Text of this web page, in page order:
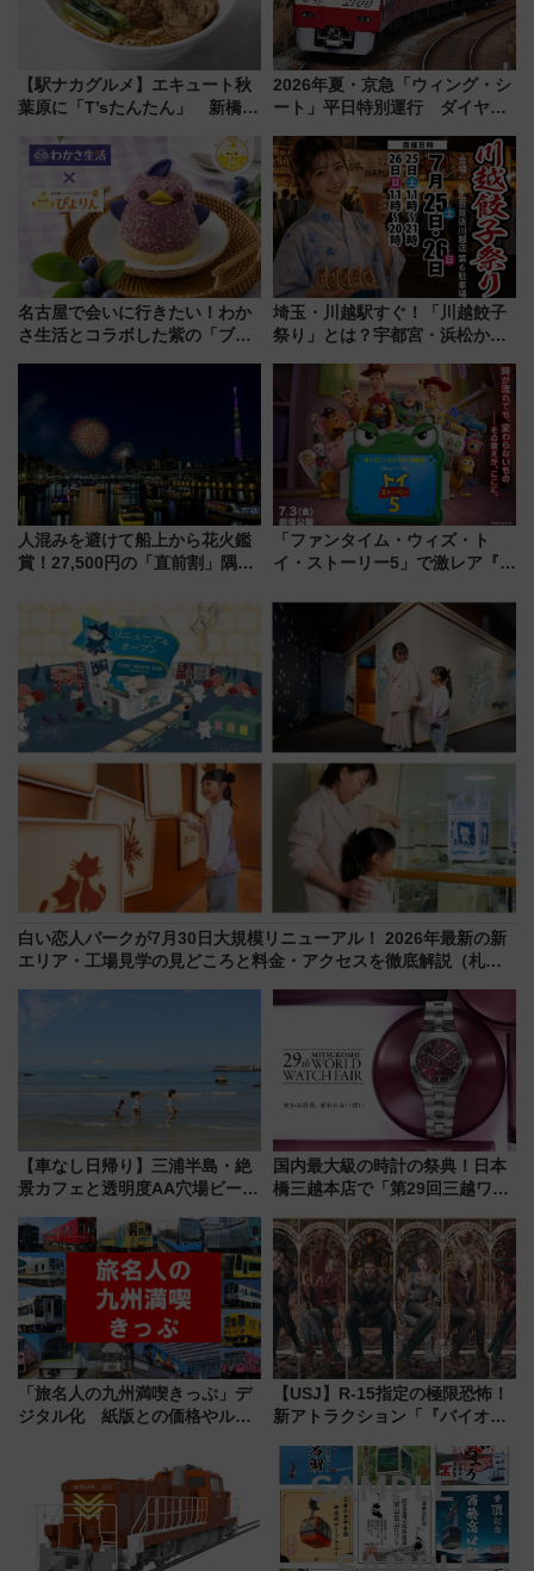
【駅ナカグルメ】エキュート秋
葉原に「T’sたんたん」 新橋に
饅」、オムライス専門店「肉と
たまご」新グルメ続々登場！
【2026年8月】
2026年夏・京急「ウィング・シ
ート」平日特別運行 ダイヤ・
三浦海岸を堪能できるお出かけ
プランもご紹介
名古屋で会いに行きたい！わか
さ生活とコラボした紫の「ブル
埼玉・川越駅すぐ！「川越餃子
祭り」とは？宇都宮・浜松から
を食べ比べ【7月25日・26日開
催】
人混みを避けて船上から花火鑑
賞！27,500円の「直前割」隅田
メも持ち込みOK
「ファンタイム・ウィズ・ト
イ・ストーリー5」で激レア『ロ
デコレーションも徹底解説
白い恋人パークが7月30日大規模リニューアル！ 2026年最新の新
エリア・工場見学の見どころと料金・アクセスを徹底解説（札幌
【車なし日帰り】三浦半島・絶
景カフェと透明度AA穴場ビーチ
用してストレスフリー旅へ行こ
う！
国内最大級の時計の祭典！日本
橋三越本店で「第29回三越ワー
【2026年8月5日～25日】
「旅名人の九州満喫きっぷ」デ
ジタル化 紙版との価格やルー
【USJ】R-15指定の極限恐怖！
新アトラクション「『バイオハ
ブ」今秋登場 ―予測不能の恐
怖に泣き叫べ―